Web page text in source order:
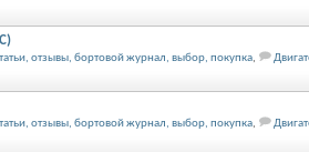
отзывы, бортовой журнал, выбор, покупка,
отзывы, бортовой журнал, выбор, покупка,